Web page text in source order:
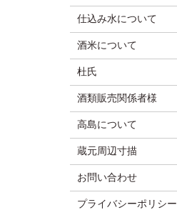
仕込み水について
酒米について
杜氏
酒類販売関係者様
高島について
蔵元周辺寸描
お問い合わせ
プライバシーポリシー